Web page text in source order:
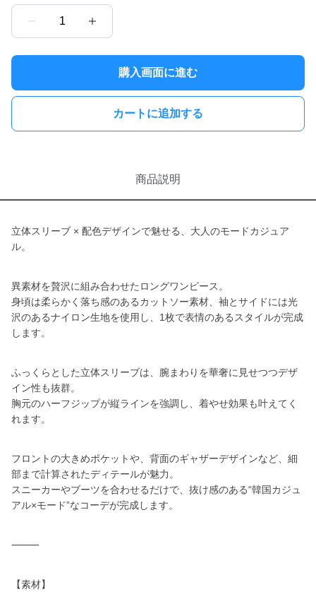
1
購入画面に進む
カートに追加する
商品説明
立体スリーブ × 配色デザインで魅せる、大人のモードカジュア
ル。
異素材を贅沢に組み合わせたロングワンピース。
身頃は柔らかく落ち感のあるカットソー素材、袖とサイドには光
沢のあるナイロン生地を使用し、1枚で表情のあるスタイルが完成
します。
ふっくらとした立体スリーブは、腕まわりを華奢に見せつつデザ
イン性も抜群。
胸元のハーフジップが縦ラインを強調し、着やせ効果も叶えてく
れます。
フロントの大きめポケットや、背面のギャザーデザインなど、細
部まで計算されたディテールが魅力。
スニーカーやブーツを合わせるだけで、抜け感のある“韓国カジュ
アル×モード”なコーデが完成します。
⸻
【素材】